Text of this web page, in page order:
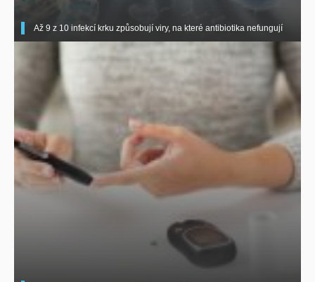
Až 9 z 10 infekcí krku způsobují viry, na které antibiotika nefungují